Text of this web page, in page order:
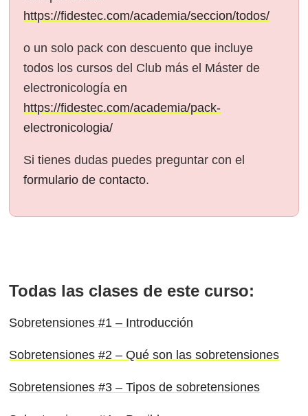
https://fidestec.com/academia/seccion/todos/
o un solo pack con descuento que incluye
todos los cursos del Club más el Máster de
electronicología en
https://fidestec.com/academia/pack-
electronicologia/
Si tienes dudas puedes preguntar con el
formulario de contacto.
Todas las clases de este curso:
Sobretensiones #1 – Introducción
Sobretensiones #2 – Qué son las sobretensiones
Sobretensiones #3 – Tipos de sobretensiones